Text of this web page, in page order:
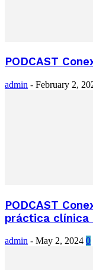
PODCAST
admin - February 2,
PODCAST
práctica clínica
admin - May 2, 2024 0